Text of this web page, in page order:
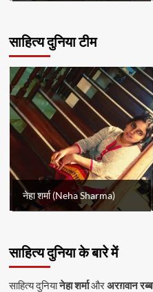
साहित्य दुनिया टीम
नेहा शर्मा (Neha Sharma)
साहित्य दुनिया के बारे में
साहित्य दुनियानेहा शर्माऔरअरग़वान